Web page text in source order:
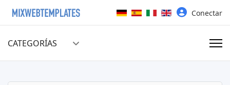
Seleccione su idioma Conectar
CATEGORÍAS